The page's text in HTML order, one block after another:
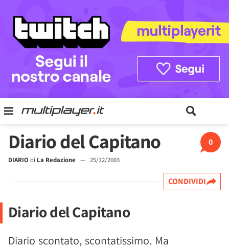
0
Diario del Capitano
DIARIO di La Redazione — 25/12/2003
CONDIVIDI
Diario del Capitano
Diario scontato, scontatissimo. Ma